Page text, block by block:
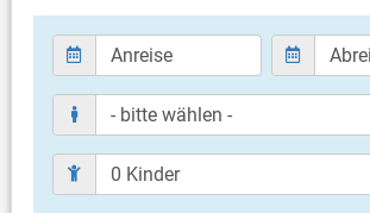
eigene Terrasse
Bestuhlung
Terrassengröße: 4 m²
Weitere Informationen
Grill mitbringen möglich
Privater Parkplatz auf dem Grundstück
Haustier erlaubt (gegen Gebühr: 9.00 €